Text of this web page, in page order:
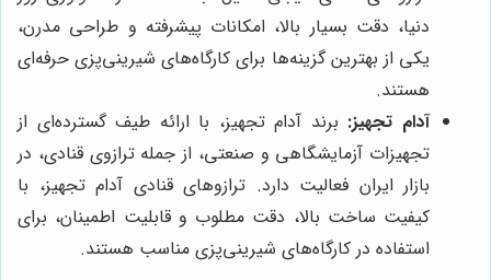
دنیا، دقت بسیار بالا، امکانات پیشرفته و طراحی مدرن،
یکی از بهترین گزینه‌ها برای کارگاه‌های شیرینی‌پزی حرفه‌ای
هستند.
آدام تجهیز: برند آدام تجهیز، با ارائه طیف گسترده‌ای از
تجهیزات آزمایشگاهی و صنعتی، از جمله ترازوی قنادی، در
بازار ایران فعالیت دارد. ترازوهای قنادی آدام تجهیز، با
کیفیت ساخت بالا، دقت مطلوب و قابلیت اطمینان، برای
استفاده در کارگاه‌های شیرینی‌پزی مناسب هستند.